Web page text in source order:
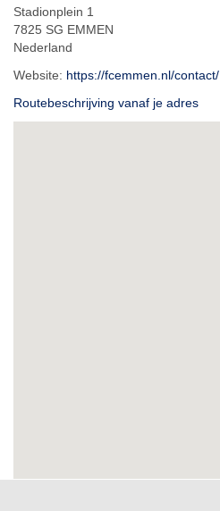
Stadionplein 1
7825 SG EMMEN
Nederland
Website: https://fcemmen.nl/contact/
Routebeschrijving vanaf je adres